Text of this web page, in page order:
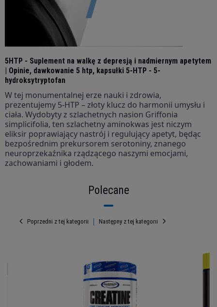
5HTP - Suplement na walkę z depresją i nadmiernym apetytem
| Opinie, dawkowanie 5 htp, kapsułki 5-HTP - 5-
hydroksytryptofan
W tej monumentalnej erze nauki i zdrowia,
prezentujemy 5-HTP – złoty klucz do harmonii umysłu i
ciała. Wydobyty z szlachetnych nasion Griffonia
simplicifolia, ten szlachetny aminokwas jest niczym
eliksir poprawiający nastrój i regulujący apetyt, będąc
bezpośrednim prekursorem serotoniny, znanego
neuroprzekaźnika rządzącego naszymi emocjami,
zachowaniami i głodem.
Polecane
Poprzedni z tej kategorii Następny z tej kategorii